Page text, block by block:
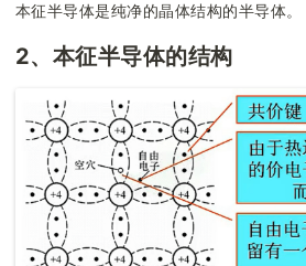
本征半导体是纯净的晶体结构的半导体。
2、本征半导体的结构